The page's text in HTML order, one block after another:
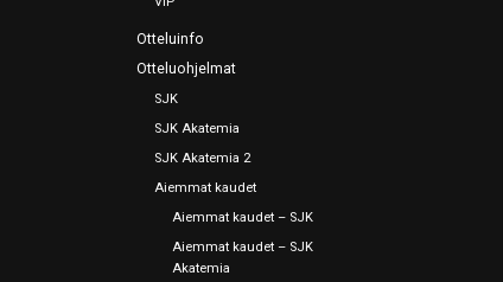
Otteluinfo
Otteluohjelmat
SJK
SJK Akatemia
SJK Akatemia 2
Aiemmat kaudet
Aiemmat kaudet – SJK
Aiemmat kaudet – SJK
Akatemia